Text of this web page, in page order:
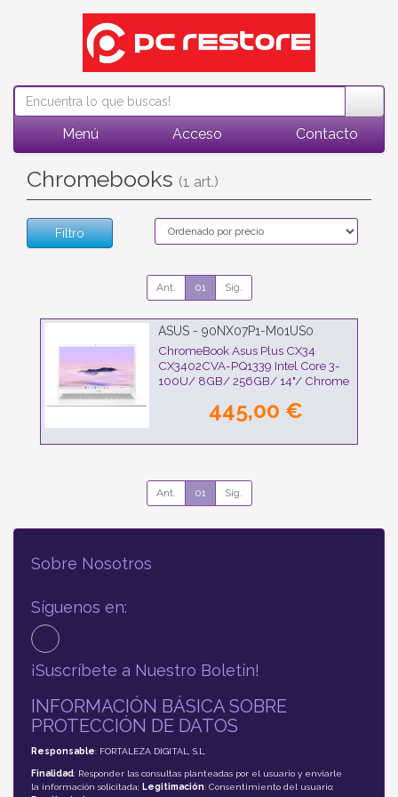
Menú Acceso Contacto
Chromebooks (1 art.)
Filtro
Ant. 01 Sig.
ASUS - 90NX07P1-M01US0
ChromeBook Asus Plus CX34
CX3402CVA-PQ1339 Intel Core 3-
100U/ 8GB/ 256GB/ 14"/ Chrome
445,00 €
Ant. 01 Sig.
Sobre Nosotros
Síguenos en:
¡Suscríbete a Nuestro Boletín!
INFORMACIÓN BÁSICA SOBRE
PROTECCIÓN DE DATOS
Responsable: FORTALEZA DIGITAL, S.L.
Finalidad: Responder las consultas planteadas por el usuario y enviarle
la información solicitada; Legitimación: Consentimiento del usuario;